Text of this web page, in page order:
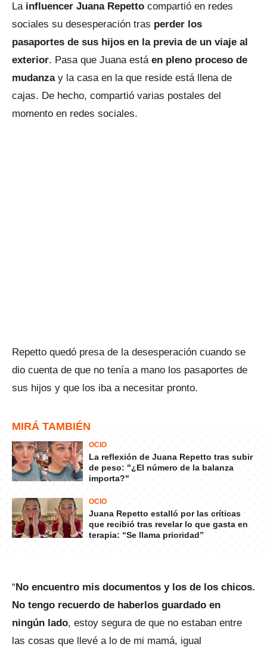
La influencer Juana Repetto compartió en redes
sociales su desesperación tras perder los
pasaportes de sus hijos en la previa de un viaje al
exterior. Pasa que Juana está en pleno proceso de
mudanzay la casa en la que reside está llena de
cajas. De hecho, compartió varias postales del
momento en redes sociales.
Repetto quedó presa de la desesperación cuando se
dio cuenta de que no tenía a mano los pasaportes de
sus hijos y que los iba a necesitar pronto.
MIRÁ TAMBIÉN
OCIO
La reflexión de Juana Repetto tras subir
de peso: "¿El número de la balanza
importa?"
OCIO
Juana Repetto estalló por las críticas
que recibió tras revelar lo que gasta en
terapia: “Se llama prioridad”
“No encuentro mis documentos y los de los chicos.
No tengo recuerdo de haberlos guardado en
ningún lado, estoy segura de que no estaban entre
las cosas que llevé a lo de mi mamá, igual